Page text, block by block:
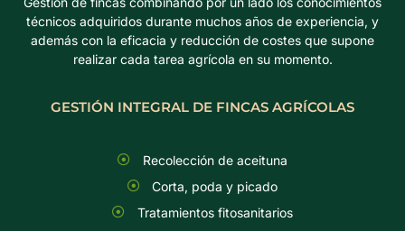
técnicos adquiridos durante muchos años de experiencia, y
además con la eficacia y reducción de costes que supone
realizar cada tarea agrícola en su momento.
GESTIÓN INTEGRAL DE FINCAS AGRÍCOLAS
Recolección de aceituna
Corta, poda y picado
Tratamientos fitosanitarios